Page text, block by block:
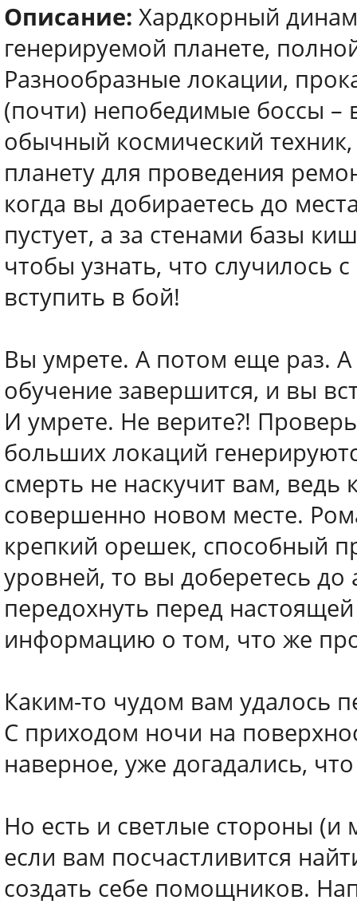
Описание: Хардкорный
генерируемой планете,
Разнообразные локации,
(почти) непобедимые боссы –
обычный космический
планету для проведения
когда вы добираетесь до
пустует, а за стенами базы
чтобы узнать, что случилось
вступить в бой!
Вы умрете. А потом еще раз.
обучение завершится, и вы
И умрете. Не верите?!
больших локаций
смерть не наскучит вам,
совершенно новом месте.
крепкий орешек, способный
уровней, то вы доберетесь
передохнуть перед
информацию о том, что же
Каким-то чудом вам удалось
С приходом ночи на
наверное, уже догадались,
Но есть и светлые стороны (и
если вам посчастливится
создать себе помощников.